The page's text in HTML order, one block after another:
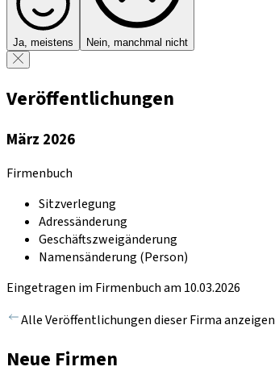
Ja, meistens Nein, manchmal nicht
Veröffentlichungen
März 2026
Firmenbuch
Sitzverlegung
Adressänderung
Geschäftszweigänderung
Namensänderung (Person)
Eingetragen im Firmenbuch am 10.03.2026
Alle Veröffentlichungen dieser Firma anzeigen
Neue Firmen